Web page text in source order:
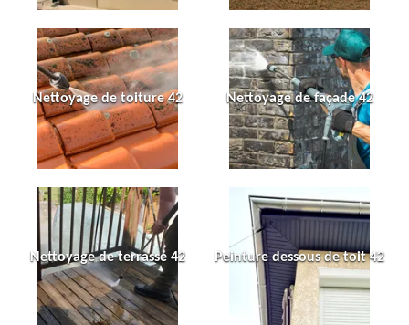
Nettoyage de toiture 42 Nettoyage de façade 42
Nettoyage de terrasse 42 Peinture dessous de toit 42